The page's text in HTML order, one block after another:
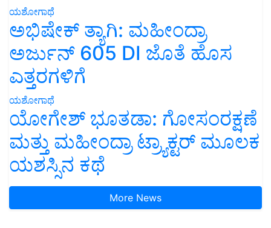
ಯಶೋಗಾಥೆ
ಅಭಿಷೇಕ್ ತ್ಯಾಗಿ: ಮಹೀಂದ್ರಾ
ಅರ್ಜುನ್ 605 DI ಜೊತೆ ಹೊಸ
ಎತ್ತರಗಳಿಗೆ
ಯಶೋಗಾಥೆ
ಯೋಗೇಶ್ ಭೂತಡಾ: ಗೋಸಂರಕ್ಷಣೆ
ಮತ್ತು ಮಹೀಂದ್ರಾ ಟ್ರ್ಯಾಕ್ಟರ್ ಮೂಲಕ
ಯಶಸ್ಸಿನ ಕಥೆ
More News